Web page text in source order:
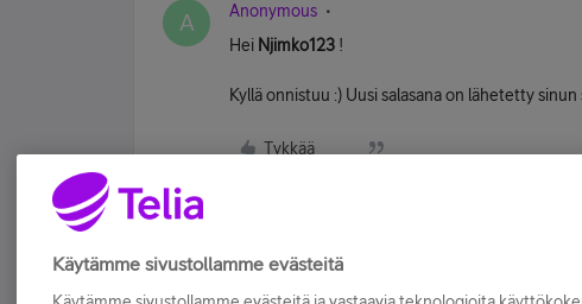
A Anonymous
Hei Njimko123 !
Kyllä onnistuu :) Uusi salasana on lähetetty sinun
Tykkää
Käytämme sivustollamme evästeitä